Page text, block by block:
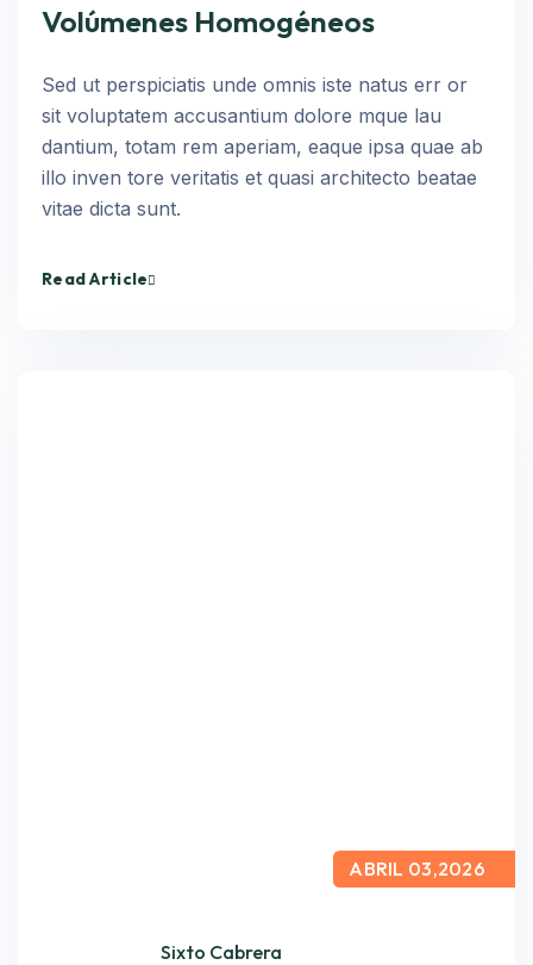
Volúmenes Homogéneos
Sed ut perspiciatis unde omnis iste natus err or
sit voluptatem accusantium dolore mque lau
dantium, totam rem aperiam, eaque ipsa quae ab
illo inven tore veritatis et quasi architecto beatae
vitae dicta sunt.
Read Article
Sixto Cabrera
ABRIL 03,2026